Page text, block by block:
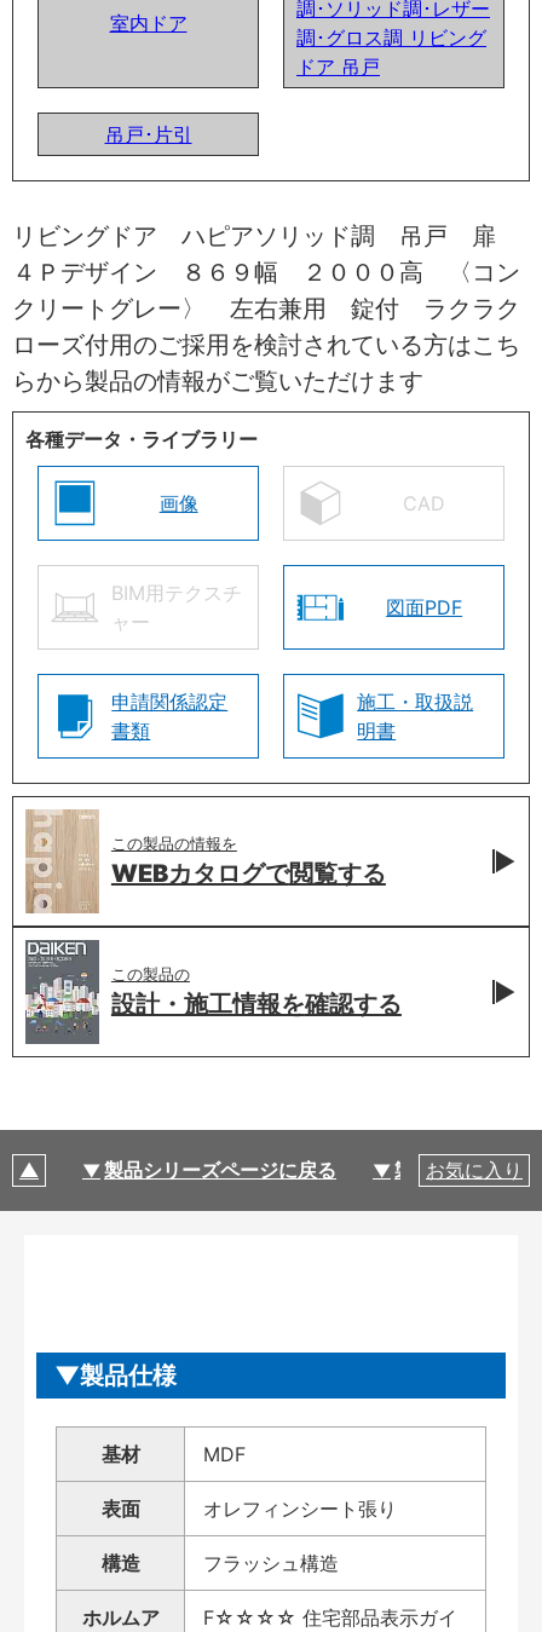
室内ドア
調･ソリッド調･レザー
調･グロス調 リビング
ドア 吊戸
吊戸･片引
リビングドア ハピアソリッド調 吊戸 扉
４Ｐデザイン ８６９幅 ２０００高 〈コン
クリートグレー〉 左右兼用 錠付 ラクラク
ローズ付用のご採用を検討されている方はこち
らから製品の情報がご覧いただけます
各種データ・ライブラリー
画像 CAD
BIM用テクスチ
ャー
図面PDF
申請関係認定
書類
施工・取扱説
明書
この製品の情報を
WEBカタログで閲覧する
この製品の
設計・施工情報を確認する
製品シリーズページに戻る 製品仕様
お気に入り
製品仕様
基材 MDF
表面 オレフィンシート張り
構造 フラッシュ構造
ホルムア
F☆☆☆☆ 住宅部品表示ガイ